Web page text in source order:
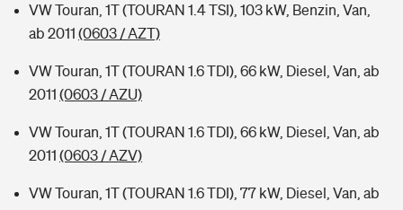
VW Touran, 1T (TOURAN 1.4 TSI), 103 kW, Benzin, Van,
ab 2011 (0603 / AZT)
VW Touran, 1T (TOURAN 1.6 TDI), 66 kW, Diesel, Van, ab
2011 (0603 / AZU)
VW Touran, 1T (TOURAN 1.6 TDI), 66 kW, Diesel, Van, ab
2011 (0603 / AZV)
VW Touran, 1T (TOURAN 1.6 TDI), 77 kW, Diesel, Van, ab